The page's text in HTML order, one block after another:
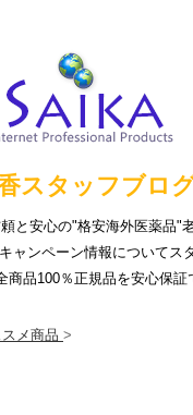
スタッフブロ
と安心の"格安海外医薬品"
ャンペーン情報についてス
商品100％正規品を安心保証
メ商品 >